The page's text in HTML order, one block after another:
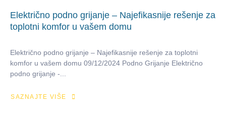
Električno podno grijanje – Najefikasnije rešenje za
toplotni komfor u vašem domu
Električno podno grijanje – Najefikasnije rešenje za toplotni
komfor u vašem domu 09/12/2024 Podno Grijanje Električno
podno grijanje -...
SAZNAJTE VIŠE